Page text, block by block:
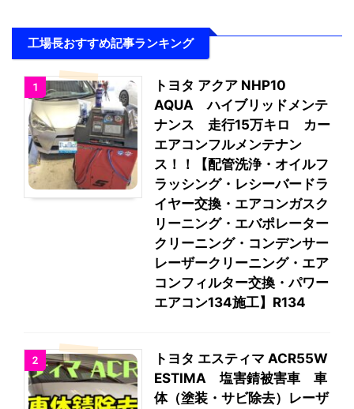
工場長おすすめ記事ランキング
1
トヨタ アクア NHP10
AQUA ハイブリッドメンテ
ナンス 走行15万キロ カー
エアコンフルメンテナン
ス！！【配管洗浄・オイルフ
ラッシング・レシーバードラ
イヤー交換・エアコンガスク
リーニング・エバポレーター
クリーニング・コンデンサー
レーザークリーニング・エア
コンフィルター交換・パワー
エアコン134施工】R134
2
トヨタ エスティマ ACR55W
ESTIMA 塩害錆被害車 車
体（塗装・サビ除去）レーザ